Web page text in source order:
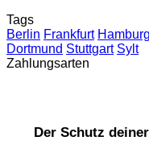
Tags
Berlin Frankfurt Hamburg
Dortmund Stuttgart Sylt
Zahlungsarten
Der Schutz